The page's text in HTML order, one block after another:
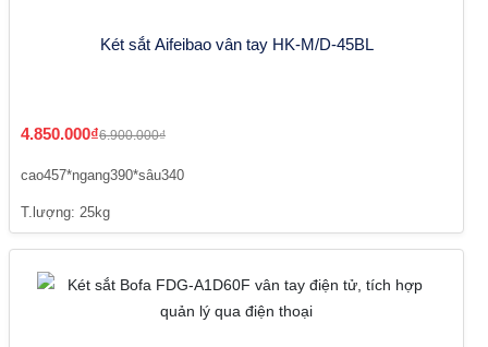
Két sắt Aifeibao vân tay HK-M/D-45BL
4.850.000₫6.900.000₫
cao457*ngang390*sâu340
T.lượng: 25kg